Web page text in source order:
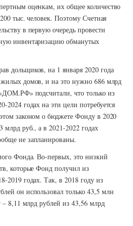
оценкам, их общее количество
тыс. человек. Поэтому Счетная
в первую очередь провести
инвентаризацию обманутых
дольщиков, на 1 января 2020 года
жилых домов, и на это нужно 686 млрд
подсчитали, что только из
2024 годах на эти цели потребуется
законом о бюджете Фонду в 2020
млрд руб., а в 2021-2022 годах
не запланированы.
Фонда. Во-первых, это низкий
которые Фонд получил из
2019 годах. Так, в 2018 году из
он использовал только 43,5 млн
8,11 млрд рублей из 43,56 млрд